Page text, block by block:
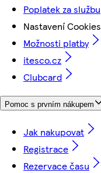
Poplatek za službu
Nastavení Cookies
Možnosti platby
itesco.cz
Clubcard
Pomoc s prvním nákupem
Jak nakupovat
Registrace
Rezervace času